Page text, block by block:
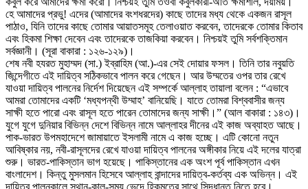
হে আমাদের প্রভু! এদের (আমাদের বংশধরদের) কাছে তাদের মধ্য থেকে একজন রাসূল
পাঠাও, যিনি তাদের কাছে তোমার আয়াতসমূহ তেলাওয়াত করবেন, তাদেরকে তোমার কিতাব
এবং হিকমা শিক্ষা দেবেন এবং তাদেরকে তাজকিয়া করবেন। নিশ্চয়ই তুমি সর্বশক্তিমান
সর্বজ্ঞানী। (সূরা বাকারা : ১২৬-১২৯)।
শেষ নবী হযরত মুহাম্মদ (সা.) ইব্রাহিম (আ.)-এর সেই দোয়ার ফসল। তিনি তার নবুয়তি
জিন্দেগীতে এই দায়িত্ব সঠিকভাবে পালন করে গেছেন। আর উম্মতের ওপর তার রেখে
যাওয়া দায়িত্ব পালনের নির্দেশ দিয়েছেন এই সম্পর্কে আল্লাহ তায়ালা বলেন : “এভাবে
আমরা তোমাদের একটি ‘মধ্যপন্থী উম্মাহ’ বানিয়েছি। যাতে তোমরা বিশ্ববাসীর জন্য
সাক্ষী হতে পারো এবং রাসূল হতে পারেন তোমাদের জন্য সাক্ষী।” (আল বাকারা : ১৪৩)।
যুগে যুগে দুনিয়ার বিভিন্ন দেশে বিভিন্ন নামে আল্লাহর দীনের এই কাজ অব্যাহত আছে।
পাক-ভারত উপমহাদেশে জামায়াতে ইসলামী নামে এ কাজ হচ্ছে। এটি কোনো নতুন
আবিষ্কার নয়, নবী-রাসূলদের রেখে যাওয়া দায়িত্ব পালনের অঙ্গীকার নিয়ে এই দলের যাত্রা
শুরু। ভারত-পাকিস্তান ভাগ হয়েছে। পাকিস্তানের এক অংশ পূর্ব পাকিস্তান এখন
বাংলাদেশ। কিন্তু মুসলমান হিসেবে আল্লাহ বান্দাদের দায়িত্ব-কর্তব্য এক অভিন্ন। এই
দায়িত্ব পালনকালে স্থান-কাল-সময় ভেদে হিকমতের সাথে সিদ্ধান্ত নিতে হবে।